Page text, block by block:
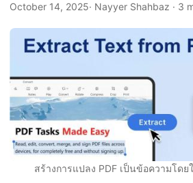
n
October 14, 2025· Nayyer Shahbaz · 3
สร้างการแปลง PDF เป็นข้อความโดย